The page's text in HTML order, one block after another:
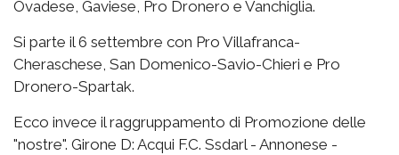
Ovadese, Gaviese, Pro Dronero e Vanchiglia.
Si parte il 6 settembre con Pro Villafranca-
Cheraschese, San Domenico-Savio-Chieri e Pro
Dronero-Spartak.
Ecco invece il raggruppamento di Promozione delle
"nostre". Girone D: Acqui F.C. Ssdarl - Annonese -